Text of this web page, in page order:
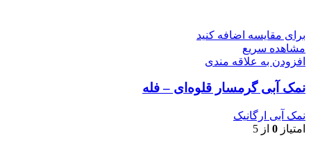
برای مقایسه اضافه کنید
مشاهده سریع
افزودن به علاقه مندی
نمک آبی گرمسار قلوه‌ای – فله
نمک آبی ارگانیک
امتیاز 0 از 5